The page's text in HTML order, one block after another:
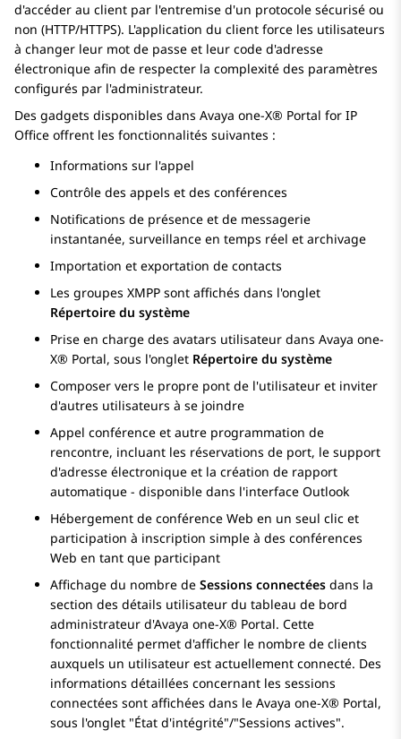
d'accéder au client par l'entremise d'un protocole sécurisé ou
non (HTTP/HTTPS). L'application du client force les utilisateurs
à changer leur mot de passe et leur code d'adresse
électronique afin de respecter la complexité des paramètres
configurés par l'administrateur.
Des gadgets disponibles dans Avaya one-X® Portal for IP
Office offrent les fonctionnalités suivantes :
Informations sur l'appel
Contrôle des appels et des conférences
Notifications de présence et de messagerie
instantanée, surveillance en temps réel et archivage
Importation et exportation de contacts
Les groupes XMPP sont affichés dans l'onglet
Répertoire du système
Prise en charge des avatars utilisateur dans Avaya one-
X® Portal, sous l'onglet Répertoire du système
Composer vers le propre pont de l'utilisateur et inviter
d'autres utilisateurs à se joindre
Appel conférence et autre programmation de
rencontre, incluant les réservations de port, le support
d'adresse électronique et la création de rapport
automatique - disponible dans l'interface Outlook
Hébergement de conférence Web en un seul clic et
participation à inscription simple à des conférences
Web en tant que participant
Affichage du nombre de Sessions connectées dans la
section des détails utilisateur du tableau de bord
administrateur d'Avaya one-X® Portal. Cette
fonctionnalité permet d'afficher le nombre de clients
auxquels un utilisateur est actuellement connecté. Des
informations détaillées concernant les sessions
connectées sont affichées dans le Avaya one-X® Portal,
sous l'onglet "État d'intégrité"/"Sessions actives".